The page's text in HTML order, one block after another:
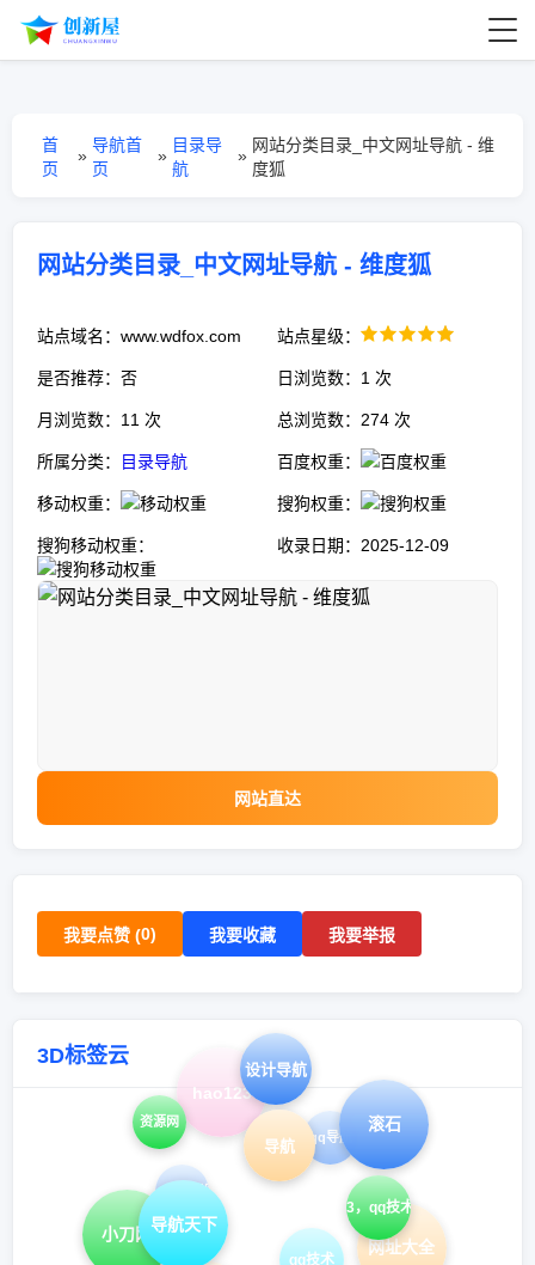
首
页
»
导航首
页
»
目录导
航
»
网站分类目录_中文网址导航 - 维
度狐
网站分类目录_中文网址导航 - 维度狐
站点域名：www.wdfox.com 站点星级：
是否推荐：否 日浏览数：1 次
月浏览数：11 次 总浏览数：274 次
所属分类： 目录导航 百度权重：
移动权重： 搜狗权重：
搜狗移动权重： 收录日期：2025-12-09
网站直达
我要点赞 (0) 我要收藏 我要举报
3D标签云
hao43，qq技术导航
导航
导航天下
网址大全
滚石
设计导航
资源网
小刀网
qq技术
qq导航
hao123
qq业务乐园